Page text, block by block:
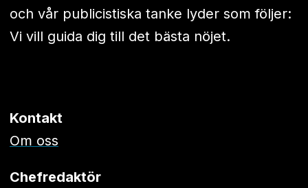
och vår publicistiska tanke lyder som följer:
Vi vill guida dig till det bästa nöjet.
Kontakt
Om oss
Chefredaktör